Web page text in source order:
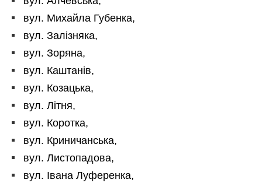
вул. Михайла Губенка,
вул. Залізняка,
вул. Зоряна,
вул. Каштанів,
вул. Козацька,
вул. Літня,
вул. Коротка,
вул. Криничанська,
вул. Листопадова,
вул. Івана Луференка,